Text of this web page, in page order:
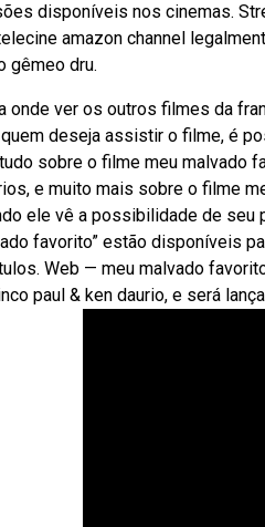
disponíveis nos cinemas.
amazon channel
gêmeo dru.
onde ver os outros filmes da
deseja assistir o filme, é
sobre o filme meu malvado
e muito mais sobre o filme
ele vê a possibilidade de seu
favorito” estão disponíveis
Web — meu malvado
paul & ken daurio, e será